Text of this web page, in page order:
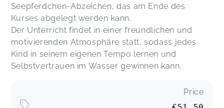
Super toller Umgang mit den Kindern. Die
Trainerinnen sind mit viel Spaß und Freude dabei
Seepferdchen-Abzeichen, das am Ende des
Kurses abgelegt werden kann.
Der Unterricht findet in einer freundlichen und
motivierenden Atmosphäre statt, sodass jedes
Kind in seinem eigenen Tempo lernen und
Selbstvertrauen im Wasser gewinnen kann.
Price